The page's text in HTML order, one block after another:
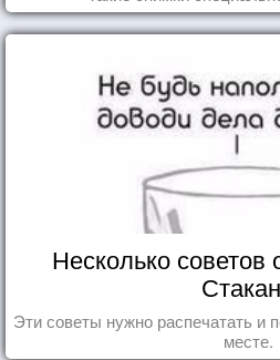
Несколько
Эти советы нужно распечатать и
месте.